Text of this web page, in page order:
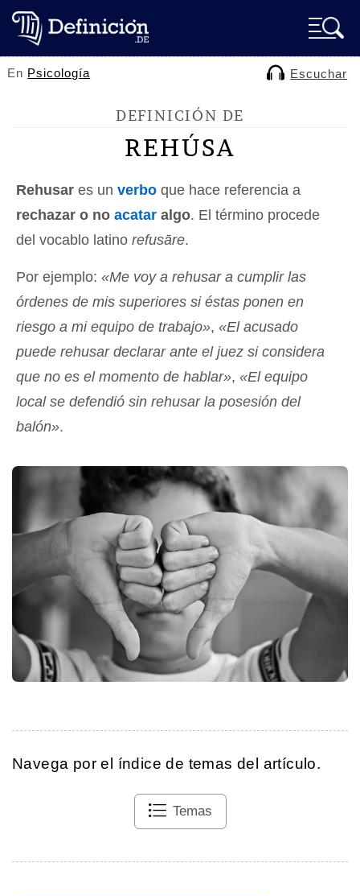
En Psicología Escuchar
DEFINICIÓN DE
REHÚSA
Rehusar es un verbo que hace referencia a
rechazar o no acatar algo. El término procede
del vocablo latino refusāre.
Por ejemplo: «Me voy a rehusar a cumplir las
órdenes de mis superiores si éstas ponen en
riesgo a mi equipo de trabajo», «El acusado
puede rehusar declarar ante el juez si considera
que no es el momento de hablar», «El equipo
local se defendió sin rehusar la posesión del
balón».
Navega por el índice de temas del artículo.
Temas